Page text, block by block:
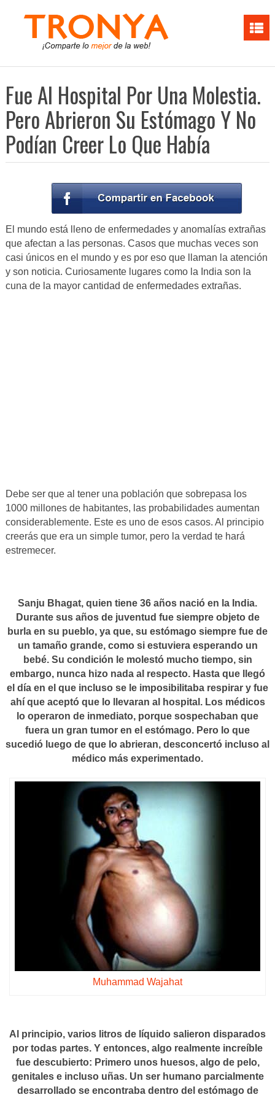
Fue Al Hospital Por Una Molestia.
Pero Abrieron Su Estómago Y No
Podían Creer Lo Que Había
El mundo está lleno de enfermedades y anomalías extrañas
que afectan a las personas. Casos que muchas veces son
casi únicos en el mundo y es por eso que llaman la atención
y son noticia. Curiosamente lugares como la India son la
cuna de la mayor cantidad de enfermedades extrañas.
Debe ser que al tener una población que sobrepasa los
1000 millones de habitantes, las probabilidades aumentan
considerablemente. Este es uno de esos casos. Al principio
creerás que era un simple tumor, pero la verdad te hará
estremecer.
Sanju Bhagat, quien tiene 36 años nació en la India.
Durante sus años de juventud fue siempre objeto de
burla en su pueblo, ya que, su estómago siempre fue de
un tamaño grande, como si estuviera esperando un
bebé. Su condición le molestó mucho tiempo, sin
embargo, nunca hizo nada al respecto. Hasta que llegó
el día en el que incluso se le imposibilitaba respirar y fue
ahí que aceptó que lo llevaran al hospital. Los médicos
lo operaron de inmediato, porque sospechaban que
fuera un gran tumor en el estómago. Pero lo que
sucedió luego de que lo abrieran, desconcertó incluso al
médico más experimentado.
Muhammad Wajahat
Al principio, varios litros de líquido salieron disparados
por todas partes. Y entonces, algo realmente increíble
fue descubierto: Primero unos huesos, algo de pelo,
genitales e incluso uñas. Un ser humano parcialmente
desarrollado se encontraba dentro del estómago de